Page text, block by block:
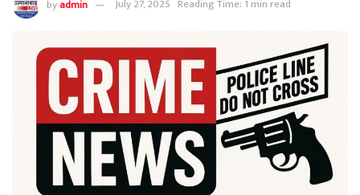
byadmin July 27, 2025 Reading Time: 1 min read